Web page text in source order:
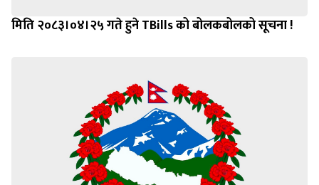
मिति २०८३।०४।२५ गते हुने TBills को बोलकबोलको सूचना !